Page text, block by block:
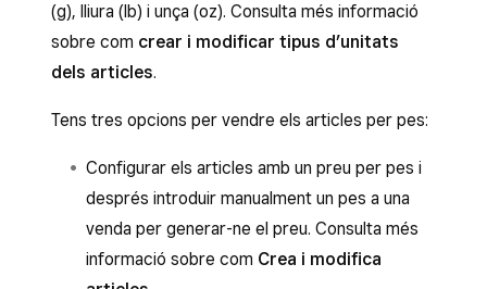
(g), lliura (lb) i unça (oz). Consulta més informació
sobre com crear i modificar tipus d’unitats
dels articles.
Tens tres opcions per vendre els articles per pes:
Configurar els articles amb un preu per pes i
després introduir manualment un pes a una
venda per generar-ne el preu. Consulta més
informació sobre com Crea i modifica